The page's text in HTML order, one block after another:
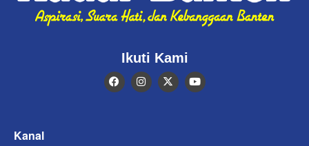
Ikuti Kami
Kanal